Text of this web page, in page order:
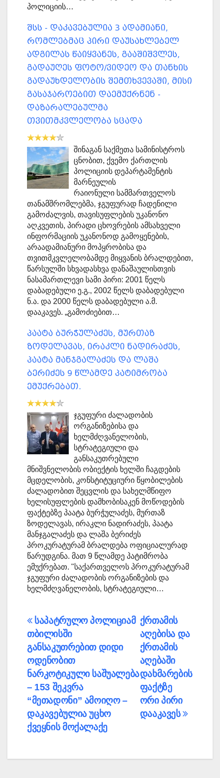
პოლიციის…
შსს - დაკავებულია 3 ადამიანი,
რომლებმაც პირი დაუსახლებელ
ადგილას წაიყვანეს, გააშიშვლეს,
გადაუღეს ფოტო/ვიდეო და თანხის
გადაუხდელობის შემთხვევაში, მისი
გასაჯაროებით დაემუქრნენ -
დაზარალებულმა
თვითმკვლელობა სცადა
შინაგან საქმეთა სამინისტროს
ცნობით, ქვემო ქართლის
პოლიციის დეპარტამენტის
მარნეულის
რაიონული სამმართველოს
თანამშრომლებმა, ჯგუფურად ჩადენილი
გამოძალვის, თავისუფლების უკანონო
აღკვეთის, პირადი ცხოვრების ამსახველი
ინფორმაციის უკანონოდ გამოყენების,
არაადამიანური მოპყრობისა და
თვითმკვლელობამდე მიყვანის ბრალდებით,
წარსულში სხვადასხვა დანაშაულისთვის
ნასამართლევი სამი პირი: 2001 წელს
დაბადებული ე.გ., 2002 წელს დაბადებული
ნ.ა. და 2000 წელს დაბადებული ა.მ.
დააკავეს. „გამოძიებით…
პაატა ბურჭულაძეს, მურთაზ
ზოდელავას, ირაკლი ნადირაძეს,
პაატა მანჯგალაძეს და ლაშა
ბერიძეს 9 წლამდე პატიმრობა
ემუქრებათ.
ჯგუფური ძალადობის
ორგანიზებისა და
ხელმძღვანელობის,
სტრატეგიული და
განსაკუთრებული
მნიშვნელობის ობიექტის ხელში ჩაგდების
მცდელობის, კონსტიტუციური წყობილების
ძალადობით შეცვლის და სახელმწიფო
ხელისუფლების დამხობისაკენ მოწოდების
ფაქტებზე პაატა ბურჭულაძეს, მურთაზ
ზოდელავას, ირაკლი ნადირაძეს, პაატა
მანჯგალაძეს და ლაშა ბერიძეს
პროკურატურამ ბრალდება ოფიციალურად
წარუდგინა. მათ 9 წლამდე პატიმრობა
ემუქრებათ. "საქართველოს პროკურატურამ
ჯგუფური ძალადობის ორგანიზების და
ხელმძღვანელობის, სტრატეგიული…
პოსტის
ნავიგაცია
ქრთამის
აღებისა და
ქრთამის
აღებაში
დახმარების
ფაქტზე
ორი პირი
დააკავეს
საპატრულო პოლიციამ
თბილისში
განსაკუთრებით დიდი
ოდენობით
ნარკოტიკული საშუალება
– 153 შეკვრა
“მეთადონი” ამოიღო –
დაკავებულია უცხო
ქვეყნის მოქალაქე